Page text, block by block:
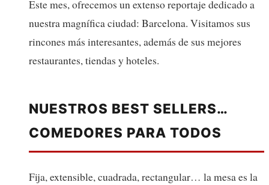
Este mes, ofrecemos un extenso reportaje dedicado a
nuestra magnífica ciudad: Barcelona. Visitamos sus
rincones más interesantes, además de sus mejores
restaurantes, tiendas y hoteles.
NUESTROS BEST SELLERS…
COMEDORES PARA TODOS
Fija, extensible, cuadrada, rectangular… la mesa es la